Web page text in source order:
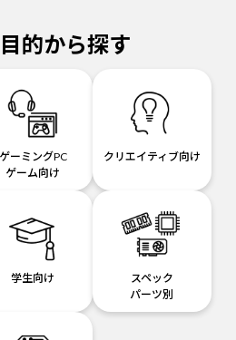
的から探す
ゲーミングPC
ゲーム向け
クリエイティブ向け
学生向け
スペック
パーツ別